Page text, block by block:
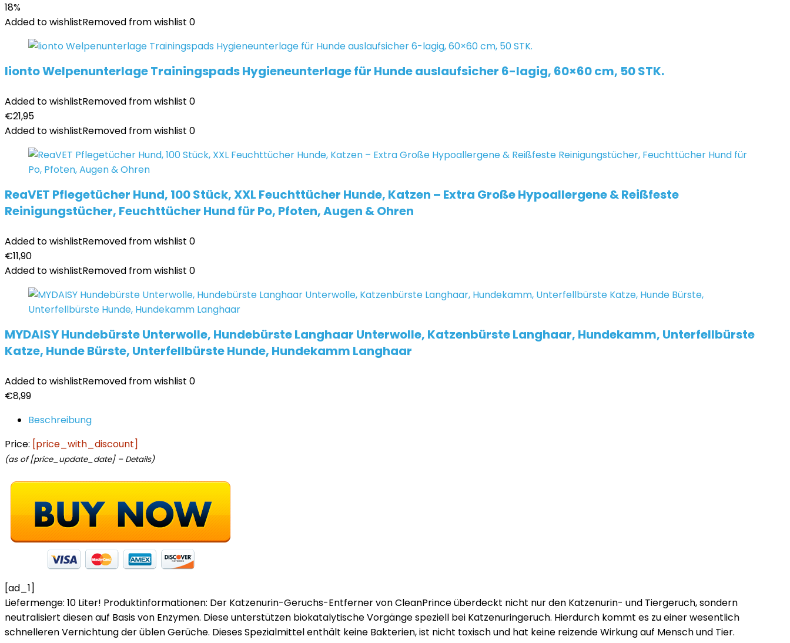
18%
Added to wishlistRemoved from wishlist 0
lionto Welpenunterlage Trainingspads Hygieneunterlage für Hunde auslaufsicher 6-lagig, 60×60 cm, 50 STK.
Added to wishlistRemoved from wishlist 0
€21,95
Added to wishlistRemoved from wishlist 0
ReaVET Pflegetücher Hund, 100 Stück, XXL Feuchttücher Hunde, Katzen – Extra Große Hypoallergene & Reißfeste
Reinigungstücher, Feuchttücher Hund für Po, Pfoten, Augen & Ohren
Added to wishlistRemoved from wishlist 0
€11,90
Added to wishlistRemoved from wishlist 0
MYDAISY Hundebürste Unterwolle, Hundebürste Langhaar Unterwolle, Katzenbürste Langhaar, Hundekamm, Unterfellbürste
Katze, Hunde Bürste, Unterfellbürste Hunde, Hundekamm Langhaar
Added to wishlistRemoved from wishlist 0
€8,99
Beschreibung
Price: [price_with_discount]
(as of [price_update_date] – Details)
[ad_1]
Liefermenge: 10 Liter! Produktinformationen: Der Katzenurin-Geruchs-Entferner von CleanPrince überdeckt nicht nur den Katzenurin- und Tiergeruch, sondern
neutralisiert diesen auf Basis von Enzymen. Diese unterstützen biokatalytische Vorgänge speziell bei Katzenuringeruch. Hierdurch kommt es zu einer wesentlich
schnelleren Vernichtung der üblen Gerüche. Dieses Spezialmittel enthält keine Bakterien, ist nicht toxisch und hat keine reizende Wirkung auf Mensch und Tier.